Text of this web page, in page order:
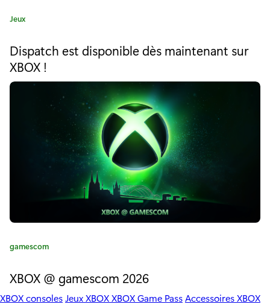
v
s
j
e
u
x
a
v
c
l
C
é
g
o
Jeux
Dispatch est disponible dès maintenant sur
XBOX !
C
é
g
gamescom
XBOX @ gamescom 2026
XBOX consolesJeux XBOXXBOX Game PassAccessoires XBOX